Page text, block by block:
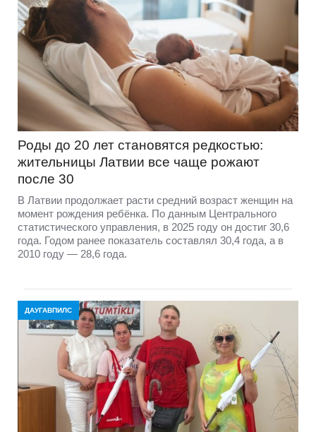
Роды до 20 лет становятся редкостью:
жительницы Латвии все чаще рожают
после 30
В Латвии продолжает расти средний возраст женщин на
момент рождения ребёнка. По данным Центрального
статистического управления, в 2025 году он достиг 30,6
года. Годом ранее показатель составлял 30,4 года, а в
2010 году — 28,6 года.
ДАУГАВПИЛС